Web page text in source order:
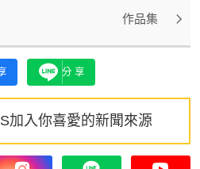
作品集
分享
加入你喜愛的新聞來源